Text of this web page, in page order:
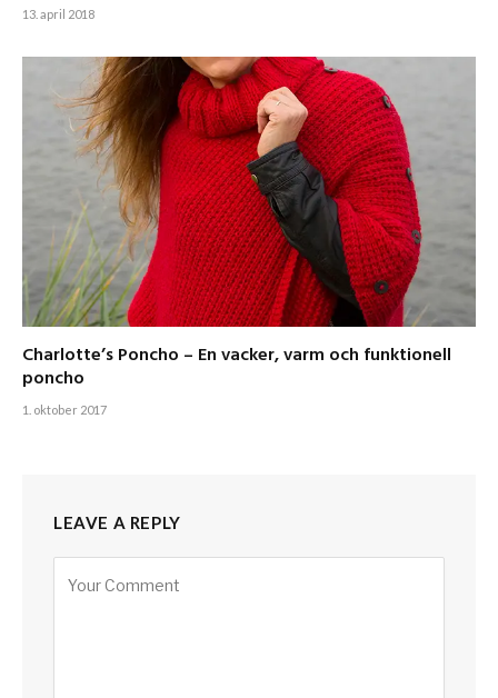
13. april 2018
Charlotte’s Poncho – En vacker, varm och funktionell
poncho
1. oktober 2017
LEAVE A REPLY